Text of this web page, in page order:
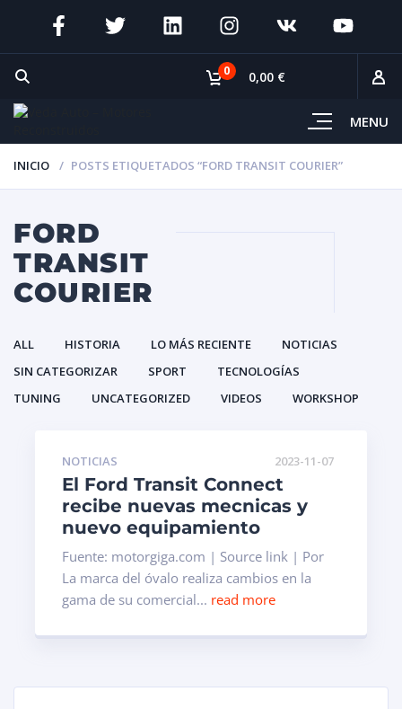
MENU
0 0,00 €
INICIO POSTS ETIQUETADOS “FORD TRANSIT COURIER”
FORD
TRANSIT
COURIER
ALL HISTORIA LO MÁS RECIENTE
NOTICIAS
SIN CATEGORIZAR
SPORT
TECNOLOGÍAS
TUNING
UNCATEGORIZED VIDEOS WORKSHOP
NOTICIAS 2023-11-07
El Ford Transit Connect
recibe nuevas mecnicas y
nuevo equipamiento
Fuente: motorgiga.com | Source link | Por
La marca del óvalo realiza cambios en la
gama de su comercial... read more